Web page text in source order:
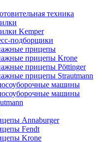
техника
Kemper
подборщики
прицепы
прицепы Krone
прицепы Pöttinger
прицепы Strautmann
машины
машины
Annaburger
Fendt
Krone